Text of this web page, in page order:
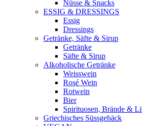
Nüsse & Snacks
ESSIG & DRESSINGS
Essig
Dressings
Getränke, Säfte & Sirup
Getränke
Säfte & Sirup
Alkoholische Getränke
Weisswein
Rosé Wein
Rotwein
Bier
Spirituosen, Brände &
Griechisches Süssgebäck